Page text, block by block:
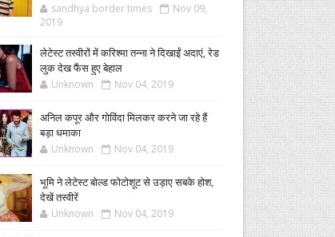
sandhya border times
Nov 09,
2019
लेटेस्ट तस्वीरों में करिश्मा तन्ना ने दिखाईं अदाएं, रेड
लुक देख फैंस हुए बेहाल
Unknown Nov 04, 2019
अनिल कपूर और गोविंदा मिलकर करने जा रहे हैं
बड़ा धमाका
Unknown Nov 04, 2019
भूमि ने लेटेस्ट बोल्ड फोटोशूट से उड़ाए सबके होश,
देखें तस्वीरें
Unknown Nov 04, 2019